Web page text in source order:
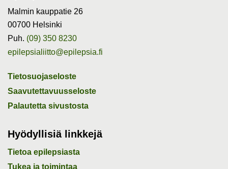
Malmin kauppatie 26
00700 Helsinki
Puh. (09) 350 8230
epilepsialiitto@epilepsia.fi
Tietosuojaseloste
Saavutettavuusseloste
Palautetta sivustosta
Hyödyllisiä linkkejä
Tietoa epilepsiasta
Tukea ja toimintaa